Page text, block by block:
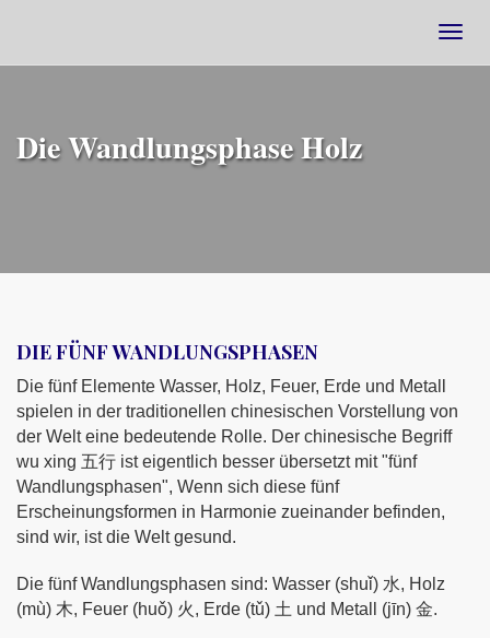
Die Wandlungsphase Holz
DIE FÜNFWANDLUNGSPHASEN
Die fünf Elemente Wasser, Holz, Feuer, Erde und Metall
spielen in der traditionellen chinesischen Vorstellung von
der Welt eine bedeutende Rolle. Der chinesische Begriff
wu xing 五行 ist eigentlich besser übersetzt mit "fünf
Wandlungsphasen", Wenn sich diese fünf
Erscheinungsformen in Harmonie zueinander befinden,
sind wir, ist die Welt gesund.
Die fünf Wandlungsphasen sind: Wasser (shuǐ) 水, Holz
(mù) 木, Feuer (huǒ) 火, Erde (tǔ) 土 und Metall (jīn) 金.